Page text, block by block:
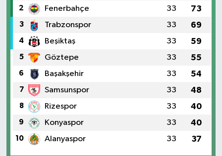
2 Fenerbahçe 33 73
3 Trabzonspor 33 69
4 Beşiktaş 33 59
5 Göztepe 33 55
6 Başakşehir 33 54
7 Samsunspor 33 48
8 Rizespor 33 40
9 Konyaspor 33 40
10 Alanyaspor 33 37